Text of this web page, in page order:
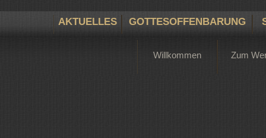
AKTUELLES GOTTESOFFENBARUNG
Willkommen Zum